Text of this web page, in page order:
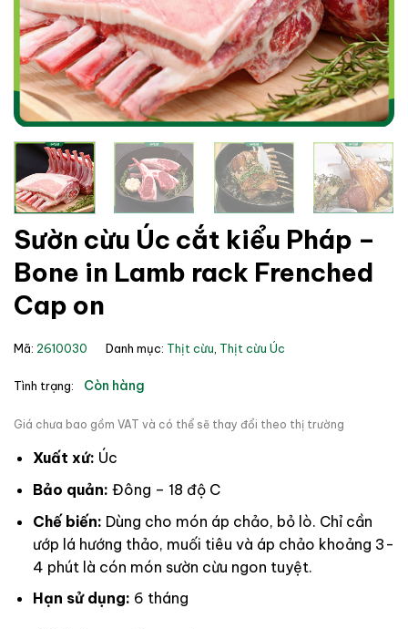
Sườn cừu Úc cắt kiểu Pháp –
Bone in Lamb rack Frenched
Cap on
Mã: 2610030 Danh mục: Thịt cừu, Thịt cừu Úc
Tình trạng: Còn hàng
Giá chưa bao gồm VAT và có thể sẽ thay đổi theo thị trường
Xuất xứ: Úc
Bảo quản: Đông – 18 độ C
Chế biến: Dùng cho món áp chảo, bỏ lò. Chỉ cần
ướp lá hướng thảo, muối tiêu và áp chảo khoảng 3-
4 phút là cón món sườn cừu ngon tuyệt.
Hạn sử dụng: 6 tháng